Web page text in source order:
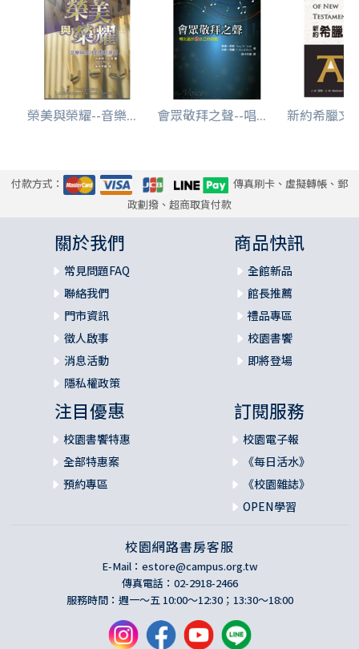
榮美與榮耀--音樂... 會眾敬拜之聲--唱... 新約希臘文
付款方式：
傳真刷卡、虛擬轉帳、郵
政劃撥、超商取貨付款
關於我們
常見問題FAQ
聯絡我們
門市資訊
徵人啟事
消息活動
隱私權政策
商品快訊
全館新品
館長推薦
禮品專區
校園書饗
即將登場
注目優惠
校園書饗特惠
全部特惠案
預約專區
訂閱服務
校園電子報
《每日活水》
《校園雜誌》
OPEN學習
校園網路書房客服
E-Mail： estore@campus.org.tw
傳真電話：02-2918-2466
服務時間：週一～五 10:00～12:30；13:30～18:00